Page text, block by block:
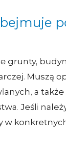
Muszą
a
Jeśli
w